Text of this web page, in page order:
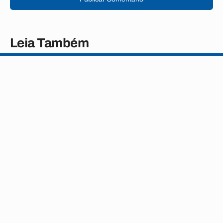
Leia Também